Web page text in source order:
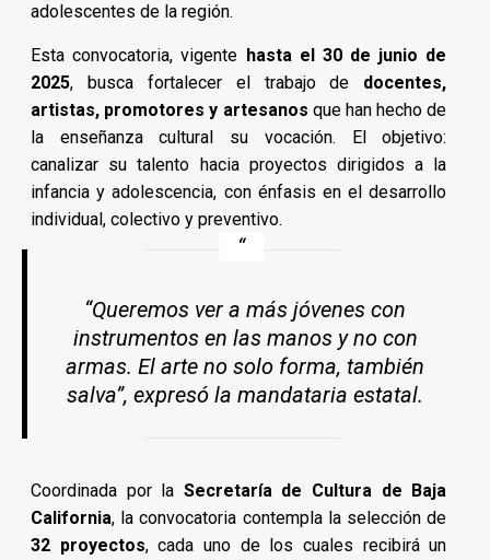
adolescentes de la región.
Esta convocatoria, vigente hasta el 30 de junio de
2025, busca fortalecer el trabajo de docentes,
artistas, promotores y artesanos que han hecho de
la enseñanza cultural su vocación. El objetivo:
canalizar su talento hacia proyectos dirigidos a la
infancia y adolescencia, con énfasis en el desarrollo
individual, colectivo y preventivo.
“Queremos ver a más jóvenes con
instrumentos en las manos y no con
armas. El arte no solo forma, también
salva”, expresó la mandataria estatal.
Coordinada por la Secretaría de Cultura de Baja
California, la convocatoria contempla la selección de
32 proyectos, cada uno de los cuales recibirá un